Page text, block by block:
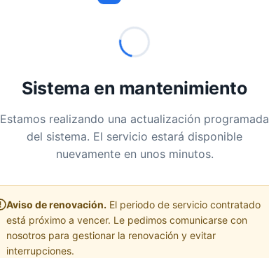
Sistema en mantenimiento
Estamos realizando una actualización programada
del sistema. El servicio estará disponible
nuevamente en unos minutos.
Aviso de renovación. El periodo de servicio contratado
está próximo a vencer. Le pedimos comunicarse con
nosotros para gestionar la renovación y evitar
interrupciones.